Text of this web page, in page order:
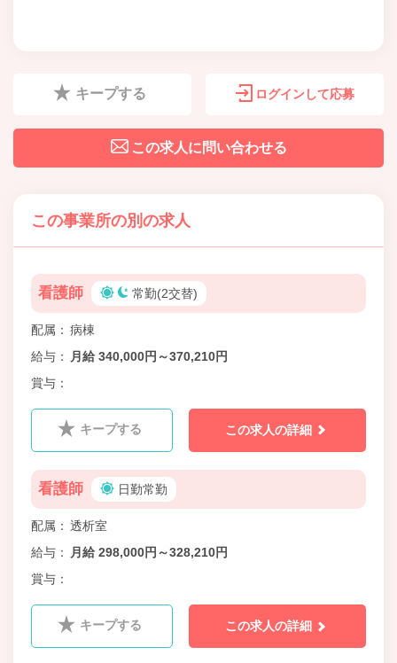
キープする ログインして応募
この求人に問い合わせる
この事業所の別の求人
看護師 常勤(2交替)
配属
病棟
給与
月給 340,000円～370,210円
賞与
キープする この求人の詳細
看護師 日勤常勤
配属
透析室
給与
月給 298,000円～328,210円
賞与
キープする この求人の詳細